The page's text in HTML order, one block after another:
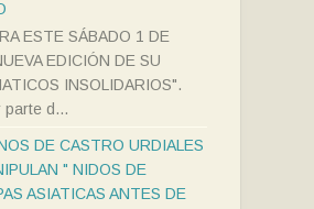
ESTE SÁBADO 1 DE
EDICIÓN DE SU
INSOLIDARIOS".
parte d...
DE CASTRO URDIALES
" NIDOS DE
ASIATICAS ANTES DE